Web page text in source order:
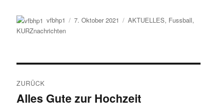
Autor
vfbhp1
Veröffentlicht
7. Oktober 2021 Kategorien
AKTUELLES, Fussball,
KURZnachrichten
ZURÜCK
Vorheriger
Alles Gute zur Hochzeit